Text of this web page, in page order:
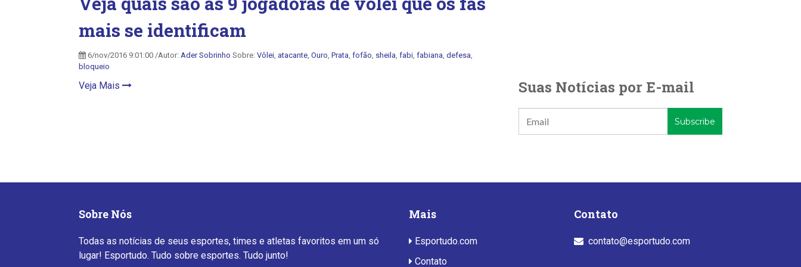
mais se identificam
6/nov/2016 9:01:00 /Autor: Ader Sobrinho Sobre: Vôlei, atacante, Ouro, Prata, fofão, sheila, fabi, fabiana, defesa,
bloqueio
Veja Mais Suas Notícias por E-mail
Sobre Nós
Todas as notícias de seus esportes, times e atletas favoritos em um só
lugar! Esportudo. Tudo sobre esportes. Tudo junto!
Mais
Esportudo.com
Contato
Contato
contato@esportudo.com